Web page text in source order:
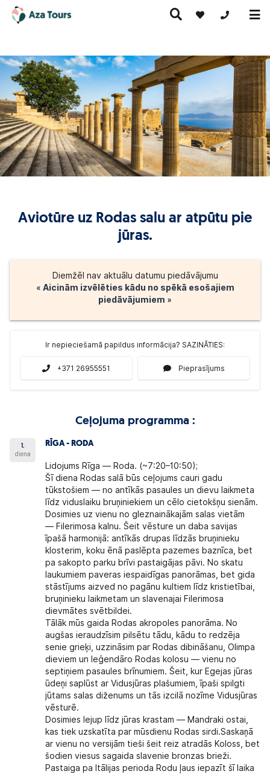
+371
ceļojumi
Ceļojumi
pa Eiropu
(ar
lidmašīnu)
Kruīzi
piedāvājumi
Aviotūre uz Rodas salu ar atpūtu pie
jūras.
Diemžēl nav aktuālu datumu piedāvājumu
« Aicinām izvēlēties kādu no spēkā esošajiem
piedāvājumiem »
Ir nepieciešamā papildus informācija? SAZINĀTIES:
+371 26955551 Pieprasījums
Ceļojuma programma :
1.
diena
RĪGA - RODA
Lidojums Rīga — Roda. (~7:20–10:50);
Šī diena Rodas salā būs ceļojums cauri gadu
tūkstošiem — no antīkās pasaules un dievu laikmeta
līdz viduslaiku bruņiniekiem un cēlo cietokšņu sienām.
Dosimies uz vienu no gleznainākajām salas vietām
— Filerimosa kalnu. Šeit vēsture un daba savijas
īpašā harmonijā: antīkās drupas līdzās bruņinieku
klosterim, koku ēnā paslēpta pazemes baznīca, bet
pa sakopto parku brīvi pastaigājas pāvi. No skatu
laukumiem paveras iespaidīgas panorāmas, bet gida
stāstījums aizved no pagānu kultiem līdz kristietībai,
bruņinieku laikmetam un slavenajai Filerimosa
dievmātes svētbildei.
Tālāk mūs gaida Rodas akropoles panorāma. No
augšas ieraudzīsim pilsētu tādu, kādu to redzēja
senie grieķi, uzzināsim par Rodas dibināšanu, Olimpa
dieviem un leģendāro Rodas kolosu — vienu no
septiņiem pasaules brīnumiem. Šeit, kur Egejas jūras
ūdeņi saplūst ar Vidusjūras plašumiem, īpaši spilgti
jūtams salas diženums un tās izcilā nozīme Vidusjūras
vēsturē.
Dosimies lejup līdz jūras krastam — Mandraki ostai
kas tiek uzskatīta par mūsdienu Rodas sirdi.Saskaņā
ar vienu no versijām tieši šeit reiz atradās Koloss, bet
šodien viesus sagaida slavenie bronzas brieži.
Pastaiga pa Itālijas perioda Rodu ļaus iepazīt šī laika